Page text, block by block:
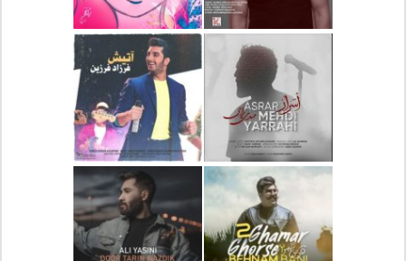
دانلود آهنگ جدید رضا
بهرام بنام نگار
دانلود آهنگ جدید علی
لهراسبی بنام صورت
دانلود آهنگ جدید مهدی
یراحی بنام اسرار
دانلود آهنگ جدید فرزاد
فرزین بنام آتیش